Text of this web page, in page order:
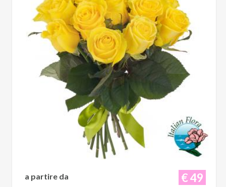
€ 49
a partire da